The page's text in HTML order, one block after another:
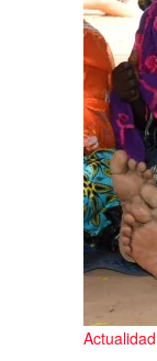
Actualidad